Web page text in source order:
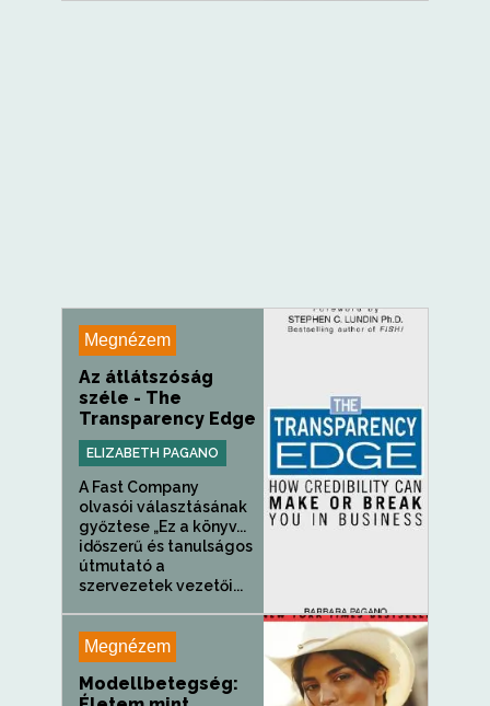
Megnézem
Az átlátszóság
széle - The
Transparency Edge
ELIZABETH PAGANO
A Fast Company
olvasói választásának
győztese „Ez a könyv...
időszerű és tanulságos
útmutató a
szervezetek vezetői...
Megnézem
Modellbetegség: